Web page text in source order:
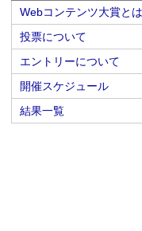
Webコンテンツ大賞とは
投票について
エントリーについて
開催スケジュール
結果一覧